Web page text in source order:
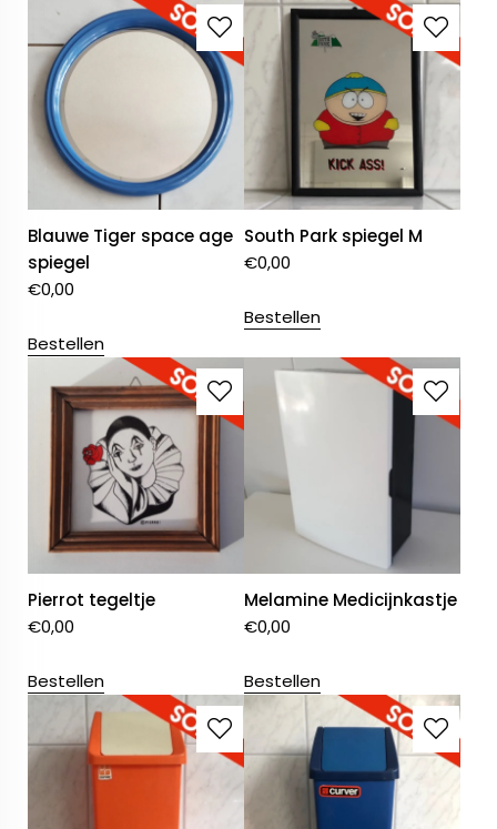
Blauwe Tiger space age
spiegel
€0,00
Bestellen
South Park spiegel M
€0,00
Bestellen
Pierrot tegeltje
€0,00
Bestellen
Melamine Medicijnkastje
€0,00
Bestellen